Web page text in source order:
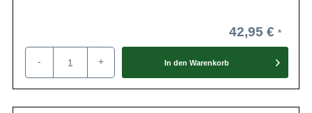
42,95 €
- + In den Warenkorb